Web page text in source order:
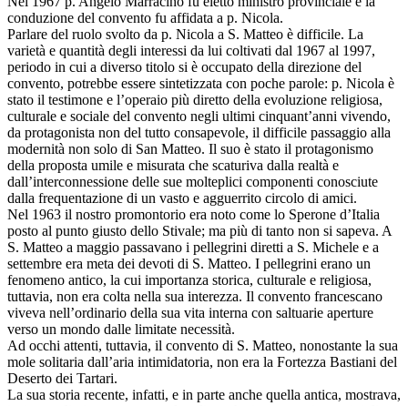
conduzione del convento fu affidata a p. Nicola.
Parlare del ruolo svolto da p. Nicola a S. Matteo è difficile. La
varietà e quantità degli interessi da lui coltivati dal 1967 al 1997,
periodo in cui a diverso titolo si è occupato della direzione del
convento, potrebbe essere sintetizzata con poche parole: p. Nicola è
stato il testimone e l’operaio più diretto della evoluzione religiosa,
culturale e sociale del convento negli ultimi cinquant’anni vivendo,
da protagonista non del tutto consapevole, il difficile passaggio alla
modernità non solo di San Matteo. Il suo è stato il protagonismo
della proposta umile e misurata che scaturiva dalla realtà e
dall’interconnessione delle sue molteplici componenti conosciute
dalla frequentazione di un vasto e agguerrito circolo di amici.
Nel 1963 il nostro promontorio era noto come lo Sperone d’Italia
posto al punto giusto dello Stivale; ma più di tanto non si sapeva. A
S. Matteo a maggio passavano i pellegrini diretti a S. Michele e a
settembre era meta dei devoti di S. Matteo. I pellegrini erano un
fenomeno antico, la cui importanza storica, culturale e religiosa,
tuttavia, non era colta nella sua interezza. Il convento francescano
viveva nell’ordinario della sua vita interna con saltuarie aperture
verso un mondo dalle limitate necessità.
Ad occhi attenti, tuttavia, il convento di S. Matteo, nonostante la sua
mole solitaria dall’aria intimidatoria, non era la Fortezza Bastiani del
Deserto dei Tartari.
La sua storia recente, infatti, e in parte anche quella antica, mostrava,